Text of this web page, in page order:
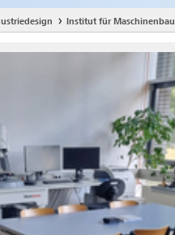
Institut für Maschinenbau